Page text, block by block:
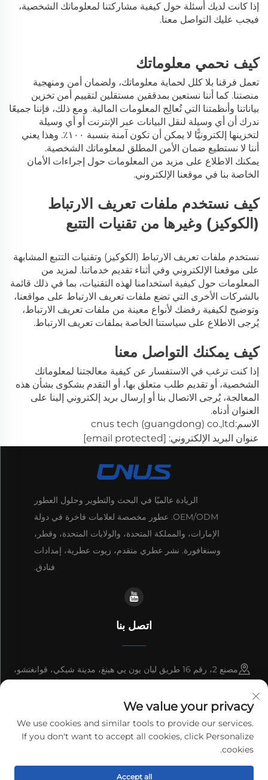
إذا كانت لديك أسئلة حول كيفية مشاركتنا لمعلوماتك الشخصية،
فيجب عليك التواصل معنا.
كيف نحمي معلوماتك
تعمل فرقنا بلا كلل لحماية معلوماتك، ولضمان أمن ومنهجية
منصتنا. كما أننا نستعين بمدققين مستقلين لتقييم أمن تخزين
بياناتنا وأنظمتنا التي تُعالِج المعلومات المالية. ومع ذلك، فإننا جميعًا
ندرك أن أي وسيلة لنقل البيانات عبر الإنترنت أو أي وسيلة
لتخزينها إلكترونيًّا لا يمكن أن تكون آمنة بنسبة ١٠٠٪. وهذا يعني
أننا لا نستطيع ضمان الأمن المطلق لمعلوماتك الشخصية.
يمكنك الاطلاع على مزيد من المعلومات حول إجراءات الأمان
الخاصة بنا في موقعنا الإلكتروني.
كيف نستخدم ملفات تعريف الارتباط
(الكوكيز) وغيرها من تقنيات التتبع
نستخدم ملفات تعريف الارتباط (الكوكيز) وتقنيات التتبع المشابهة
على موقعنا الإلكتروني وفي أثناء تقديم خدماتنا. لمزيد من
المعلومات حول كيفية استخدامنا لهذه التقنيات، بما في ذلك قائمة
بالشركات الأخرى التي تضع ملفات تعريف الارتباط على مواقعنا،
وتوضيح لكيفية رفضك لأنواع معينة من ملفات تعريف الارتباط،
يُرجى الاطلاع على سياستنا الخاصة بملفات تعريف الارتباط.
كيف يمكنك التواصل معنا
إذا كنت ترغب في الاستفسار عن كيفية معالجتنا لمعلوماتك
الشخصية، أو تقديم طلب متعلق بها، أو التقدم بشكوى بشأن هذه
المعالجة، يُرجى الاتصال بنا أو إرسال بريد إلكتروني إلينا على
العنوان أدناه.
الاسم:cnus tech (guangdong) co.,ltd
عنوان البريد الإلكتروني: [email protected]
الريادة عالميًا في البحث والتطوير وحلول العطور
OEM/ODM. عطور مخصصة لعلامات فاخرة في دولة
الإمارات، والمملكة المتحدة، والولايات المتحدة، وقطر،
وسنغافورة. نشر عطري متقدم، زيوت عطرية، إمدادات
فنادق.
اتصل بنا
مصنع 2، رقم 16 طريق ليان يون يي هينغ، مدينة شيكي، قوانغتشو،
+86-13192436782
[email protected]
We value your privacy
We use cookies and similar tools to provide our services.
If you don't want to accept all cookies, click Personalize
cookies.
Accept all